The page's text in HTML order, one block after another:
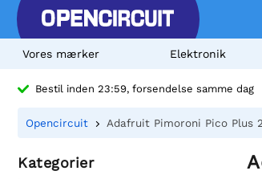
Vores mærker Elektronik
Bestil inden 23:59, forsendelse samme dag
Opencircuit Adafruit Pimoroni Pico Plus
Kategorier